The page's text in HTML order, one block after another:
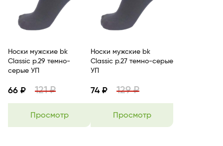
Носки мужские bk
Classic р.29 темно-
серые УП
66 ₽ 121 ₽
Просмотр
Носки мужские bk
Classic р.27 темно-серые
УП
74 ₽ 129 ₽
Просмотр